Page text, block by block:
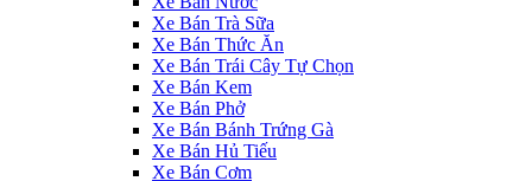
Xe Bán Trà Sữa
Xe Bán Thức Ăn
Xe Bán Trái Cây Tự Chọn
Xe Bán Kem
Xe Bán Phở
Xe Bán Bánh Trứng Gà
Xe Bán Hủ Tiếu
Xe Bán Cơm